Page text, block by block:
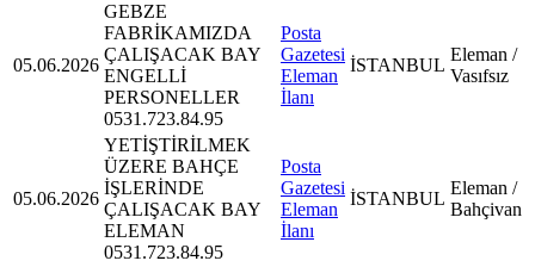
05.06.2026
GEBZE
FABRİKAMIZDA
ÇALIŞACAK BAY
ENGELLİ
PERSONELLER
0531.723.84.95
Posta
Gazetesi
Eleman
İlanı
İSTANBUL
Eleman /
Vasıfsız
05.06.2026
YETİŞTİRİLMEK
ÜZERE BAHÇE
İŞLERİNDE
ÇALIŞACAK BAY
ELEMAN
0531.723.84.95
Posta
Gazetesi
Eleman
İlanı
İSTANBUL
Eleman /
Bahçivan